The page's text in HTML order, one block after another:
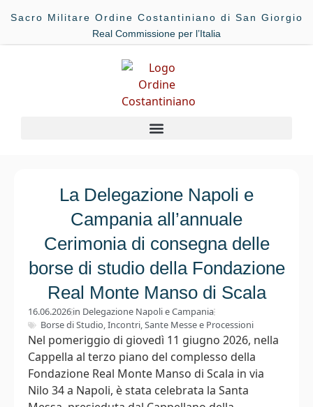
Sacro Militare Ordine Costantiniano di San Giorgio
Real Commissione per l’Italia
La Delegazione Napoli e
Campania all’annuale
Cerimonia di consegna delle
borse di studio della Fondazione
Real Monte Manso di Scala
16.06.2026in Delegazione Napoli e Campania
Borse di Studio,Incontri,Sante Messe e Processioni
Nel pomeriggio di giovedì 11 giugno 2026, nella
Cappella al terzo piano del complesso della
Fondazione Real Monte Manso di Scala in via
Nilo 34 a Napoli, è stata celebrata la Santa